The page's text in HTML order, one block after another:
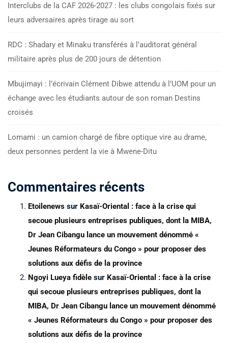
Interclubs de la CAF 2026-2027 : les clubs congolais fixés sur
leurs adversaires après tirage au sort
RDC : Shadary et Minaku transférés à l’auditorat général
militaire après plus de 200 jours de détention
Mbujimayi : l’écrivain Clément Dibwe attendu à l’UOM pour un
échange avec les étudiants autour de son roman Destins
croisés
Lomami : un camion chargé de fibre optique vire au drame,
deux personnes perdent la vie à Mwene-Ditu
Commentaires récents
Etoilenews sur Kasaï-Oriental : face à la crise qui
secoue plusieurs entreprises publiques, dont la MIBA,
Dr Jean Cibangu lance un mouvement dénommé «
Jeunes Réformateurs du Congo » pour proposer des
solutions aux défis de la province
Ngoyi Lueya fidèle sur Kasaï-Oriental : face à la crise
qui secoue plusieurs entreprises publiques, dont la
MIBA, Dr Jean Cibangu lance un mouvement dénommé
« Jeunes Réformateurs du Congo » pour proposer des
solutions aux défis de la province